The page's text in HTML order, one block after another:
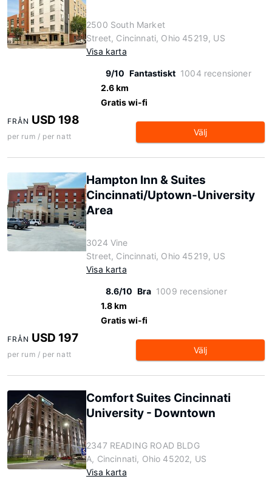
2500 South Market
Street, Cincinnati, Ohio 45219, US
Visa karta
9/10 Fantastiskt 1004 recensioner
2.6 km
Gratis wi-fi
FRÅN USD 198
per rum / per natt Välj
Hampton Inn & Suites
Cincinnati/Uptown-University
Area
3024 Vine
Street, Cincinnati, Ohio 45219, US
Visa karta
8.6/10 Bra 1009 recensioner
1.8 km
Gratis wi-fi
FRÅN USD 197
per rum / per natt Välj
Comfort Suites Cincinnati
University - Downtown
2347 READING ROAD BLDG
A, Cincinnati, Ohio 45202, US
Visa karta